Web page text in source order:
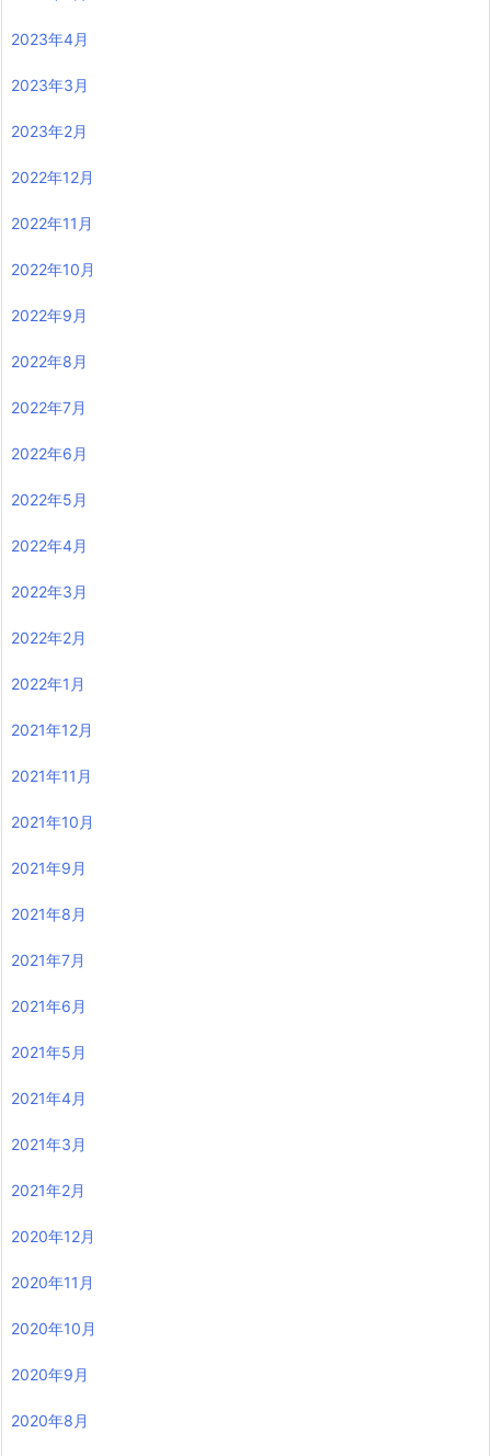
2023年4月
2023年3月
2023年2月
2022年12月
2022年11月
2022年10月
2022年9月
2022年8月
2022年7月
2022年6月
2022年5月
2022年4月
2022年3月
2022年2月
2022年1月
2021年12月
2021年11月
2021年10月
2021年9月
2021年8月
2021年7月
2021年6月
2021年5月
2021年4月
2021年3月
2021年2月
2020年12月
2020年11月
2020年10月
2020年9月
2020年8月